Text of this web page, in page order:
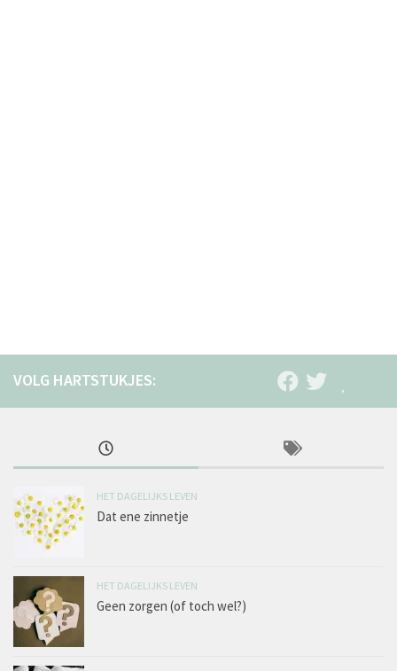
HET DAGELIJKS LEVEN
Dat ene zinnetje
HET DAGELIJKS LEVEN
Geen zorgen (of toch wel?)